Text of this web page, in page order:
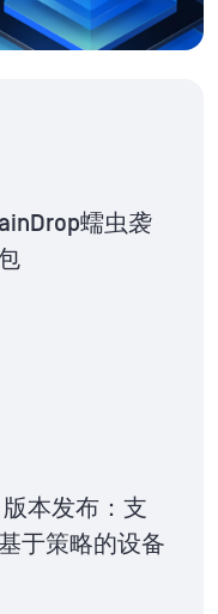
蠕虫袭
本发布：支
于策略的设备